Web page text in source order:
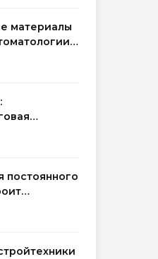
материалы
инвесторов
постоянного